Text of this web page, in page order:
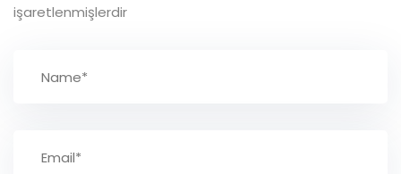
işaretlenmişlerdir